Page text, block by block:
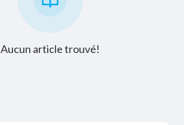
Aucun article trouvé!